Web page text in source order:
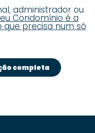
administrador ou
Condomínio é a
precisa num só
completa